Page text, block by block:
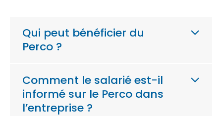
Qui peut bénéficier du
Perco ?
Comment le salarié est-il
informé sur le Perco dans
l’entreprise ?